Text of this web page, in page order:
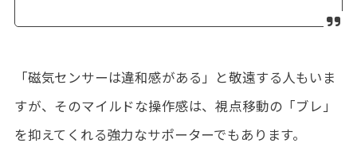
「磁気センサーは違和感がある」と敬遠する人もいま
すが、そのマイルドな操作感は、視点移動の「ブレ」
を抑えてくれる強力なサポーターでもあります。